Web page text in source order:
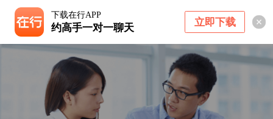
下载在行APP
约高手一对一聊天 立即下载